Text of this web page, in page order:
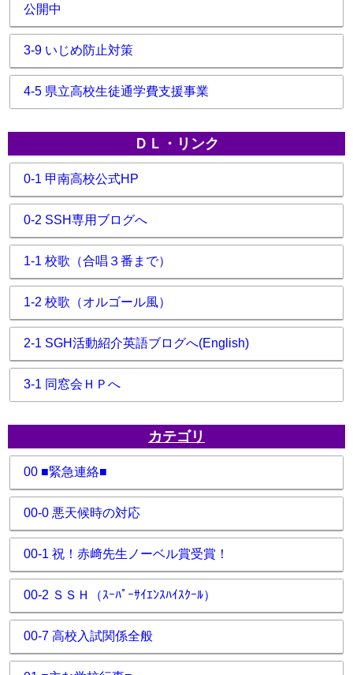
公開中
3-9 いじめ防止対策
4-5 県立高校生徒通学費支援事業
ＤＬ・リンク
0-1 甲南高校公式HP
0-2 SSH専用ブログへ
1-1 校歌（合唱３番まで）
1-2 校歌（オルゴール風）
2-1 SGH活動紹介英語ブログへ(English)
3-1 同窓会ＨＰへ
カテゴリ
00 ■緊急連絡■
00-0 悪天候時の対応
00-1 祝！赤﨑先生ノーベル賞受賞！
00-2 ＳＳＨ（ｽｰﾊﾟｰｻｲｴﾝｽﾊｲｽｸｰﾙ）
00-7 高校入試関係全般